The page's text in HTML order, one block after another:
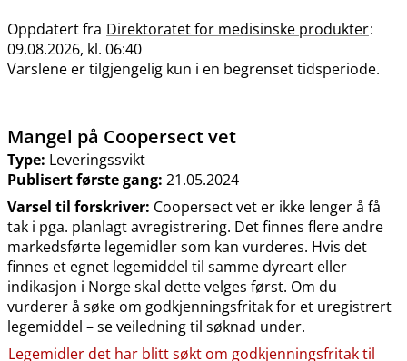
Oppdatert fra Direktoratet for medisinske produkter:
09.08.2026, kl. 06:40
Varslene er tilgjengelig kun i en begrenset tidsperiode.
Mangel på Coopersect vet
Type: Leveringssvikt
Publisert første gang: 21.05.2024
Varsel til forskriver: Coopersect vet er ikke lenger å få
tak i pga. planlagt avregistrering. Det finnes flere andre
markedsførte legemidler som kan vurderes. Hvis det
finnes et egnet legemiddel til samme dyreart eller
indikasjon i Norge skal dette velges først. Om du
vurderer å søke om godkjenningsfritak for et uregistrert
legemiddel – se veiledning til søknad under.
Legemidler det har blitt søkt om godkjenningsfritak til